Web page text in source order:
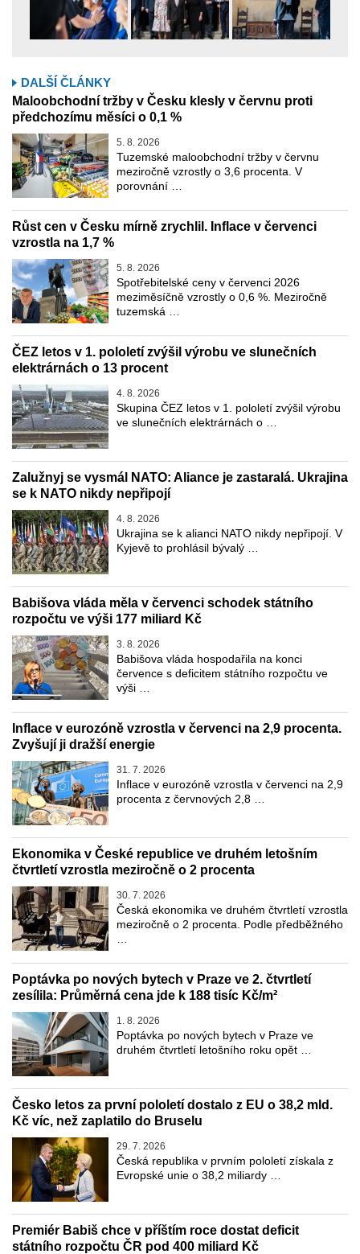
DALŠÍ ČLÁNKY
Maloobchodní tržby v Česku klesly v červnu proti
předchozímu měsíci o 0,1 %
5. 8. 2026
Tuzemské maloobchodní tržby v červnu
meziročně vzrostly o 3,6 procenta. V
porovnání …
Růst cen v Česku mírně zrychlil. Inflace v červenci
vzrostla na 1,7 %
5. 8. 2026
Spotřebitelské ceny v červenci 2026
meziměsíčně vzrostly o 0,6 %. Meziročně
tuzemská …
ČEZ letos v 1. pololetí zvýšil výrobu ve slunečních
elektrárnách o 13 procent
4. 8. 2026
Skupina ČEZ letos v 1. pololetí zvýšil výrobu
ve slunečních elektrárnách o …
Zalužnyj se vysmál NATO: Aliance je zastaralá. Ukrajina
se k NATO nikdy nepřipojí
4. 8. 2026
Ukrajina se k alianci NATO nikdy nepřipojí. V
Kyjevě to prohlásil bývalý …
Babišova vláda měla v červenci schodek státního
rozpočtu ve výši 177 miliard Kč
3. 8. 2026
Babišova vláda hospodařila na konci
července s deficitem státního rozpočtu ve
výši …
Inflace v eurozóně vzrostla v červenci na 2,9 procenta.
Zvyšují ji dražší energie
31. 7. 2026
Inflace v eurozóně vzrostla v červenci na 2,9
procenta z červnových 2,8 …
Ekonomika v České republice ve druhém letošním
čtvrtletí vzrostla meziročně o 2 procenta
30. 7. 2026
Česká ekonomika ve druhém čtvrtletí vzrostla
meziročně o 2 procenta. Podle předběžného
Poptávka po nových bytech v Praze ve 2. čtvrtletí
zesílila: Průměrná cena jde k 188 tisíc Kč/m²
1. 8. 2026
Poptávka po nových bytech v Praze ve
druhém čtvrtletí letošního roku opět …
Česko letos za první pololetí dostalo z EU o 38,2 mld.
Kč víc, než zaplatilo do Bruselu
29. 7. 2026
Česká republika v prvním pololetí získala z
Evropské unie o 38,2 miliardy …
Premiér Babiš chce v příštím roce dostat deficit
státního rozpočtu ČR pod 400 miliard Kč